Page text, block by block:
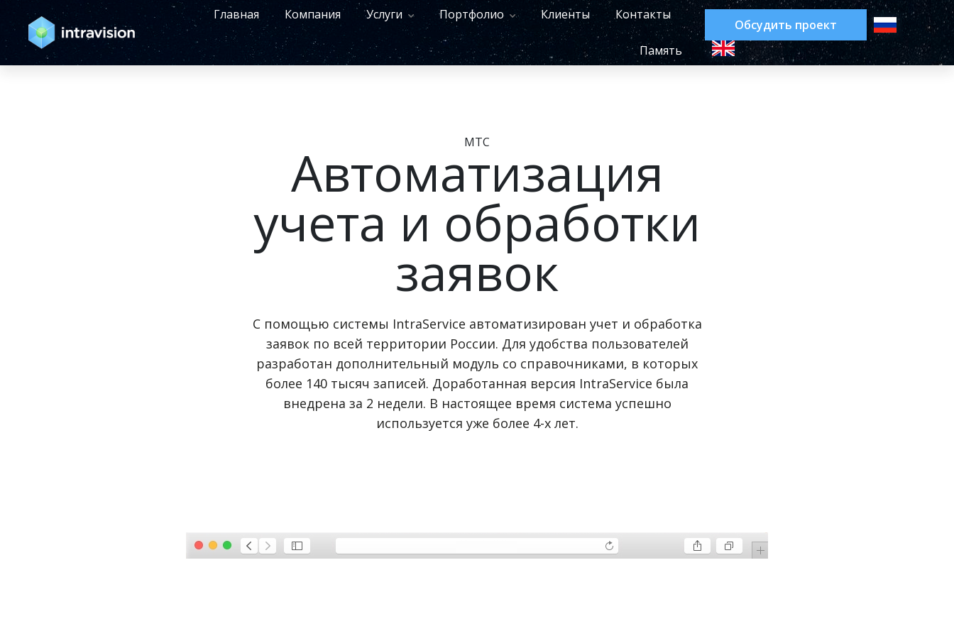
Главная Компания Услуги Портфолио Клиенты Контакты
Память
Обсудить проект
МТС
Автоматизация
учета и обработки
заявок
С помощью системы IntraService автоматизирован учет и обработка
заявок по всей территории России. Для удобства пользователей
разработан дополнительный модуль со справочниками, в которых
более 140 тысяч записей. Доработанная версия IntraService была
внедрена за 2 недели. В настоящее время система успешно
используется уже более 4-х лет.